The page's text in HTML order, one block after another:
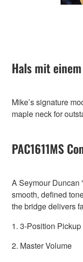
Hals mit
Mike’s signature
maple neck for
PAC1611MS
A Seymour Duncan
smooth, defined
the bridge delivers
1. 3-Position
2. Master Volume